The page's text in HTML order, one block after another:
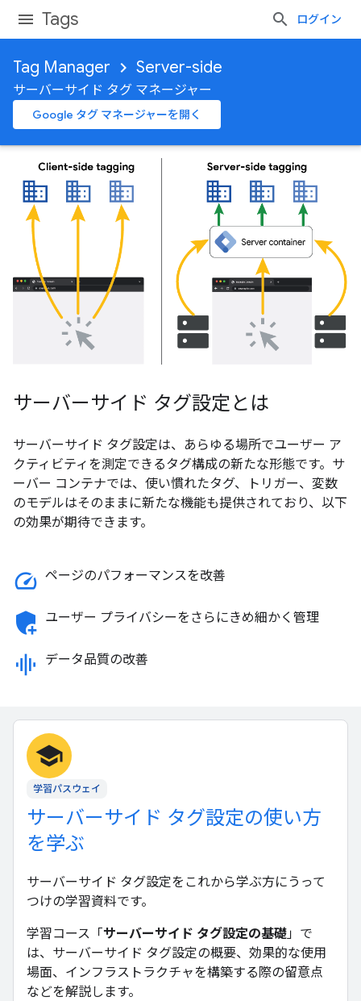
Tags ログイン
Tag Manager Server-side
サーバーサイド タグ マネージャー
Google タグ マネージャーを開く
サーバーサイド タグ設定とは
サーバーサイド タグ設定は、あらゆる場所でユーザー ア
クティビティを測定できるタグ構成の新たな形態です。サ
ーバー コンテナでは、使い慣れたタグ、トリガー、変数
のモデルはそのままに新たな機能も提供されており、以下
の効果が期待できます。
speed ページのパフォーマンスを改善
add_moderator ユーザー プライバシーをさらにきめ細かく管理
graphic_eq データ品質の改善
school
学習パスウェイ
サーバーサイド タグ設定の使い方
を学ぶ
サーバーサイド タグ設定をこれから学ぶ方にうって
つけの学習資料です。
学習コース「 サーバーサイド タグ設定の基礎」で
は、サーバーサイド タグ設定の概要、効果的な使用
場面、インフラストラクチャを構築する際の留意点
などを解説します。